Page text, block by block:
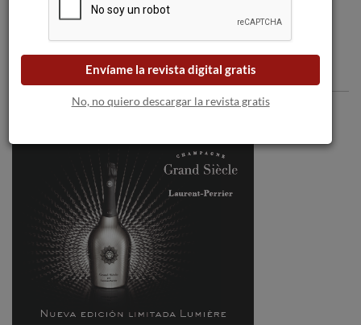
ComentariosEnvíame la revista digital gratis
No, no quiero descargar la revista gratis